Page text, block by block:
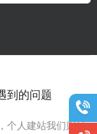
到的问题
个人建站我们则是